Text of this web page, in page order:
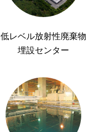
低レベル放射性廃棄物
埋設センター